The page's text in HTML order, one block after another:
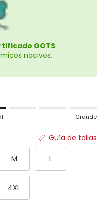
GOTS:
nocivos,
4.
Grande
Guía de tallas
M L
4XL